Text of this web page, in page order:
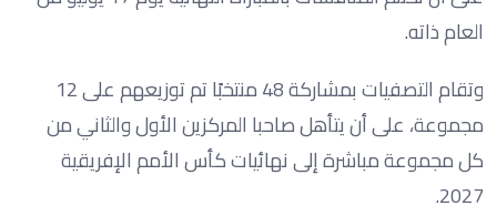
العام ذاته.
وتقام التصفيات بمشاركة 48 منتخبًا تم توزيعهم على 12
مجموعة، على أن يتأهل صاحبا المركزين الأول والثاني من
كل مجموعة مباشرة إلى نهائيات كأس الأمم الإفريقية
2027.